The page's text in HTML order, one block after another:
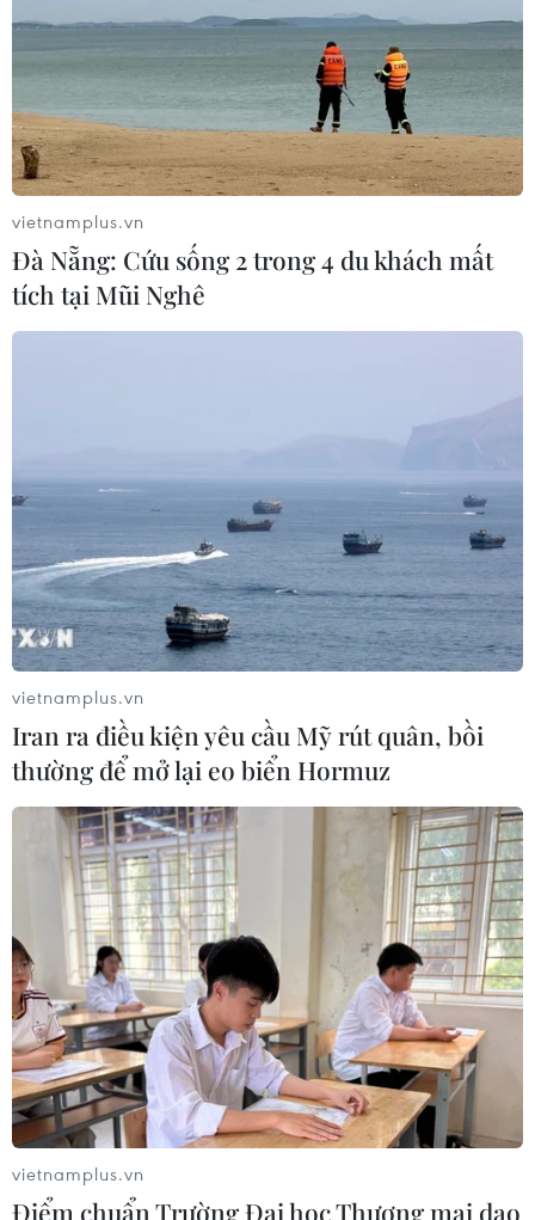
vietnamplus.vn
Đà Nẵng: Cứu sống 2 trong 4 du khách mất
tích tại Mũi Nghê
vietnamplus.vn
Iran ra điều kiện yêu cầu Mỹ rút quân, bồi
thường để mở lại eo biển Hormuz
vietnamplus.vn
Điểm chuẩn Trường Đại học Thương mại dao